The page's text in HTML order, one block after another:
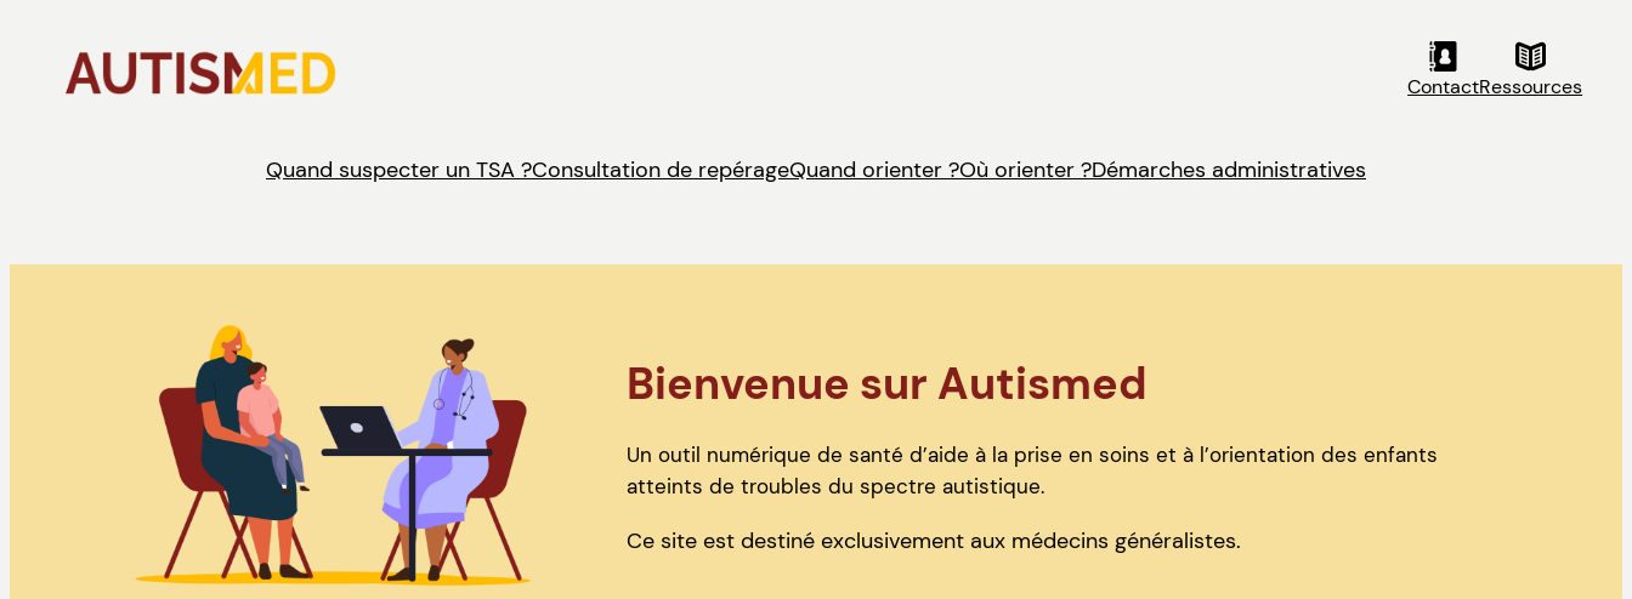
contenu
ContactRessources
Quand suspecter un TSA ?Consultation de repérageQuand orienter ?Où orienter ?Démarches administratives
Bienvenue sur Autismed
Un outil numérique de santé d’aide à la prise en soins et à l’orientation des enfants
atteints de troubles du spectre autistique.
Ce site est destiné exclusivement aux médecins généralistes.